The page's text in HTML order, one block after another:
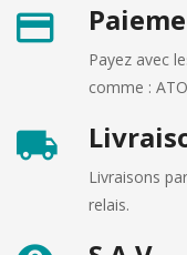
Payez avec
comme :
Livraisons
relais.